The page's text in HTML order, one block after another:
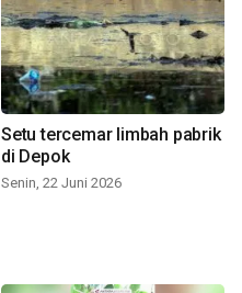
Setu tercemar limbah pabrik
di Depok
Senin, 22 Juni 2026